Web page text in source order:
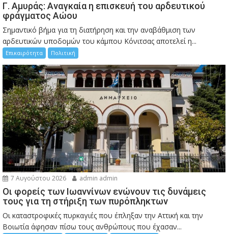
Γ. Αμυράς: Αναγκαία η επισκευή του αρδευτικού
φράγματος Αώου
Σημαντικό βήμα για τη διατήρηση και την αναβάθμιση των
αρδευτικών υποδομών του κάμπου Κόνιτσας αποτελεί η...
Επικαιρότητα Πολιτική
7 Αυγούστου 2026 admin admin
Οι φορείς των Ιωαννίνων ενώνουν τις δυνάμεις
τους για τη στήριξη των πυρόπληκτων
Οι καταστροφικές πυρκαγιές που έπληξαν την Αττική και την
Bοιωτία άφησαν πίσω τους ανθρώπους που έχασαν...